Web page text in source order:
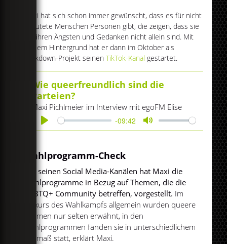
Maxi hat sich schon immer gewünscht, dass es für nicht
geoutete Menschen Personen gibt, die zeigen, dass sie
mit ihren Ängsten und Gedanken nicht allein sind. Mit
diesem Hintergrund hat er dann im Oktober als
Lockdown-Projekt seinenTikTok-Kanal gestartet.
Wie queerfreundlich sind die
Parteien?
Maxi Pichlmeier im Interview mit egoFM Elise
Play
-09:42
Mute
Wahlprogramm-Check
Auf seinen Social Media-Kanälen hat Maxi die
Wahlprogramme in Bezug auf Themen, die die
LGBTQ+ Community betreffen, vorgestellt. Im
Diskurs des Wahlkampfs allgemein wurden queere
Themen nur selten erwähnt, in den
Wahlprogrammen fänden sie in unterschiedlichem
Ausmaß statt, erklärt Maxi.